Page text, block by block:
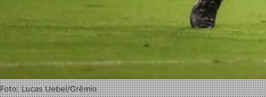
Foto: Lucas Uebel/Grêmio